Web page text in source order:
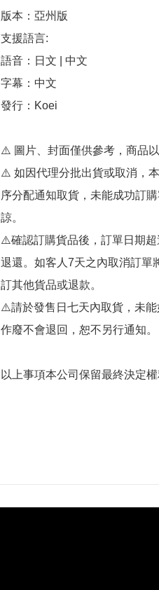
版本：亞州版
支援語言:
語音：日文 | 中文
字幕：中文
發行：Koei
⚠️ 圖片、封面僅供參考，商品
⚠️ 如因代理分批出貨或取消，
序分配通知取貨，未能成功訂
諒。
⚠️確認訂購貨品後，訂單日期
退還。如客人7天之內取消訂單
訂其他貨品或退款。
⚠️請於發售日七天內取貨，未
作廢不會退回，恕不另行通知。